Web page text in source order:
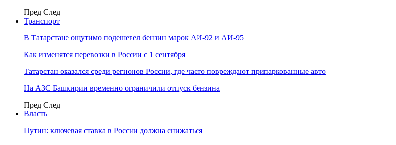
Пред След
Транспорт
В Татарстане ощутимо подешевел бензин марок АИ-92 и АИ-95
Как изменятся перевозки в России с 1 сентября
Татарстан оказался среди регионов России, где часто повреждают припаркованные авто
На АЗС Башкирии временно ограничили отпуск бензина
Пред След
Власть
Путин: ключевая ставка в России должна снижаться